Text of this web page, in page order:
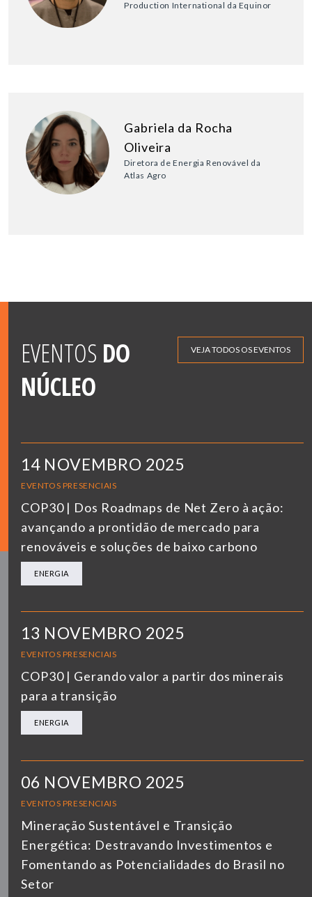
Production International da Equinor
Gabriela da Rocha
Oliveira
Diretora de Energia Renovável da
Atlas Agro
EVENTOS DO
NÚCLEO
VEJA TODOS OS EVENTOS
14 NOVEMBRO 2025
EVENTOS PRESENCIAIS
COP30 | Dos Roadmaps de Net Zero à ação:
avançando a prontidão de mercado para
renováveis e soluções de baixo carbono
ENERGIA
13 NOVEMBRO 2025
EVENTOS PRESENCIAIS
COP30 | Gerando valor a partir dos minerais
para a transição
ENERGIA
06 NOVEMBRO 2025
EVENTOS PRESENCIAIS
Mineração Sustentável e Transição
Energética: Destravando Investimentos e
Fomentando as Potencialidades do Brasil no
Setor